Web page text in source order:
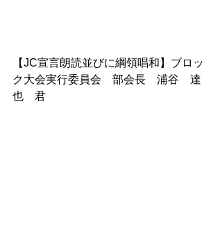
【JC宣言朗読並びに綱領唱和】ブロッ
ク大会実行委員会　部会長　浦谷　達
也　君